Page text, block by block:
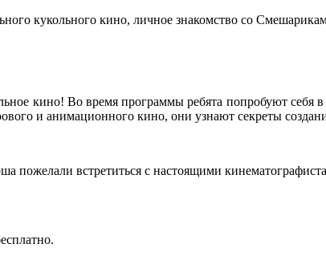
кукольного кино, личное знакомство со
кино! Во время программы ребята попробуют себя
и анимационного кино, они узнают секреты
встретиться с настоящими